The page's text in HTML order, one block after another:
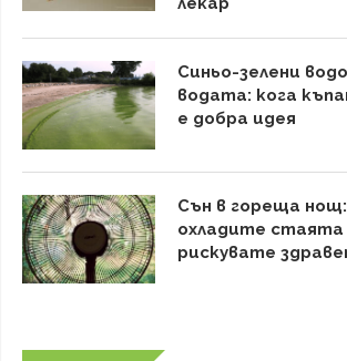
Синьо-зелени
водата: кога
е добра идея
Сън в гореща нощ:
охладите стаята
рискувате